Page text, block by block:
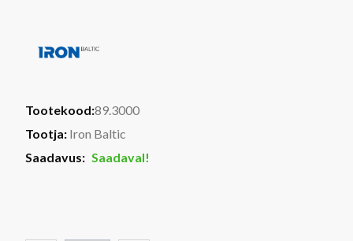
Tootekood:89.3000
Tootja: Iron Baltic
Saadavus: Saadaval!